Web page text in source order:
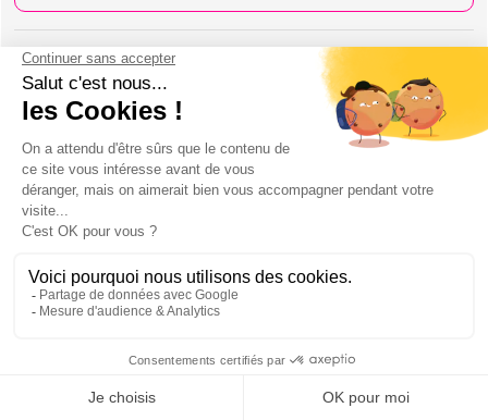
CONTENU
2h de cours de Dessin
Différents posings effectués par notre beau
modèle homme !
Matériel fourni : papiers de différentes tailles,
Professeur
1 cocktail par personne
Mignardises
Privatisation de l'atelier
ATELIER DESSIN DE NU À MONTPELLIER :
Mon EVJF à Montpellier